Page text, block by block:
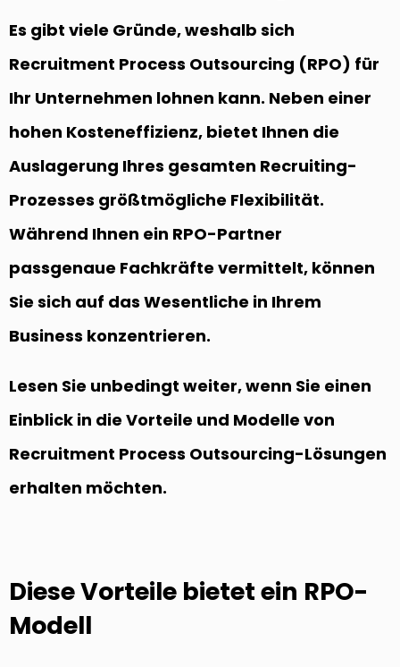
Es gibt viele Gründe, weshalb sich
Recruitment Process Outsourcing (RPO) für
Ihr Unternehmen lohnen kann. Neben einer
hohen Kosteneffizienz, bietet Ihnen die
Auslagerung Ihres gesamten Recruiting-
Prozesses größtmögliche Flexibilität.
Während Ihnen ein RPO-Partner
passgenaue Fachkräfte vermittelt, können
Sie sich auf das Wesentliche in Ihrem
Business konzentrieren.
Lesen Sie unbedingt weiter, wenn Sie einen
Einblick in die Vorteile und Modelle von
Recruitment Process Outsourcing-Lösungen
erhalten möchten.
Diese Vorteile bietet ein RPO-
Modell